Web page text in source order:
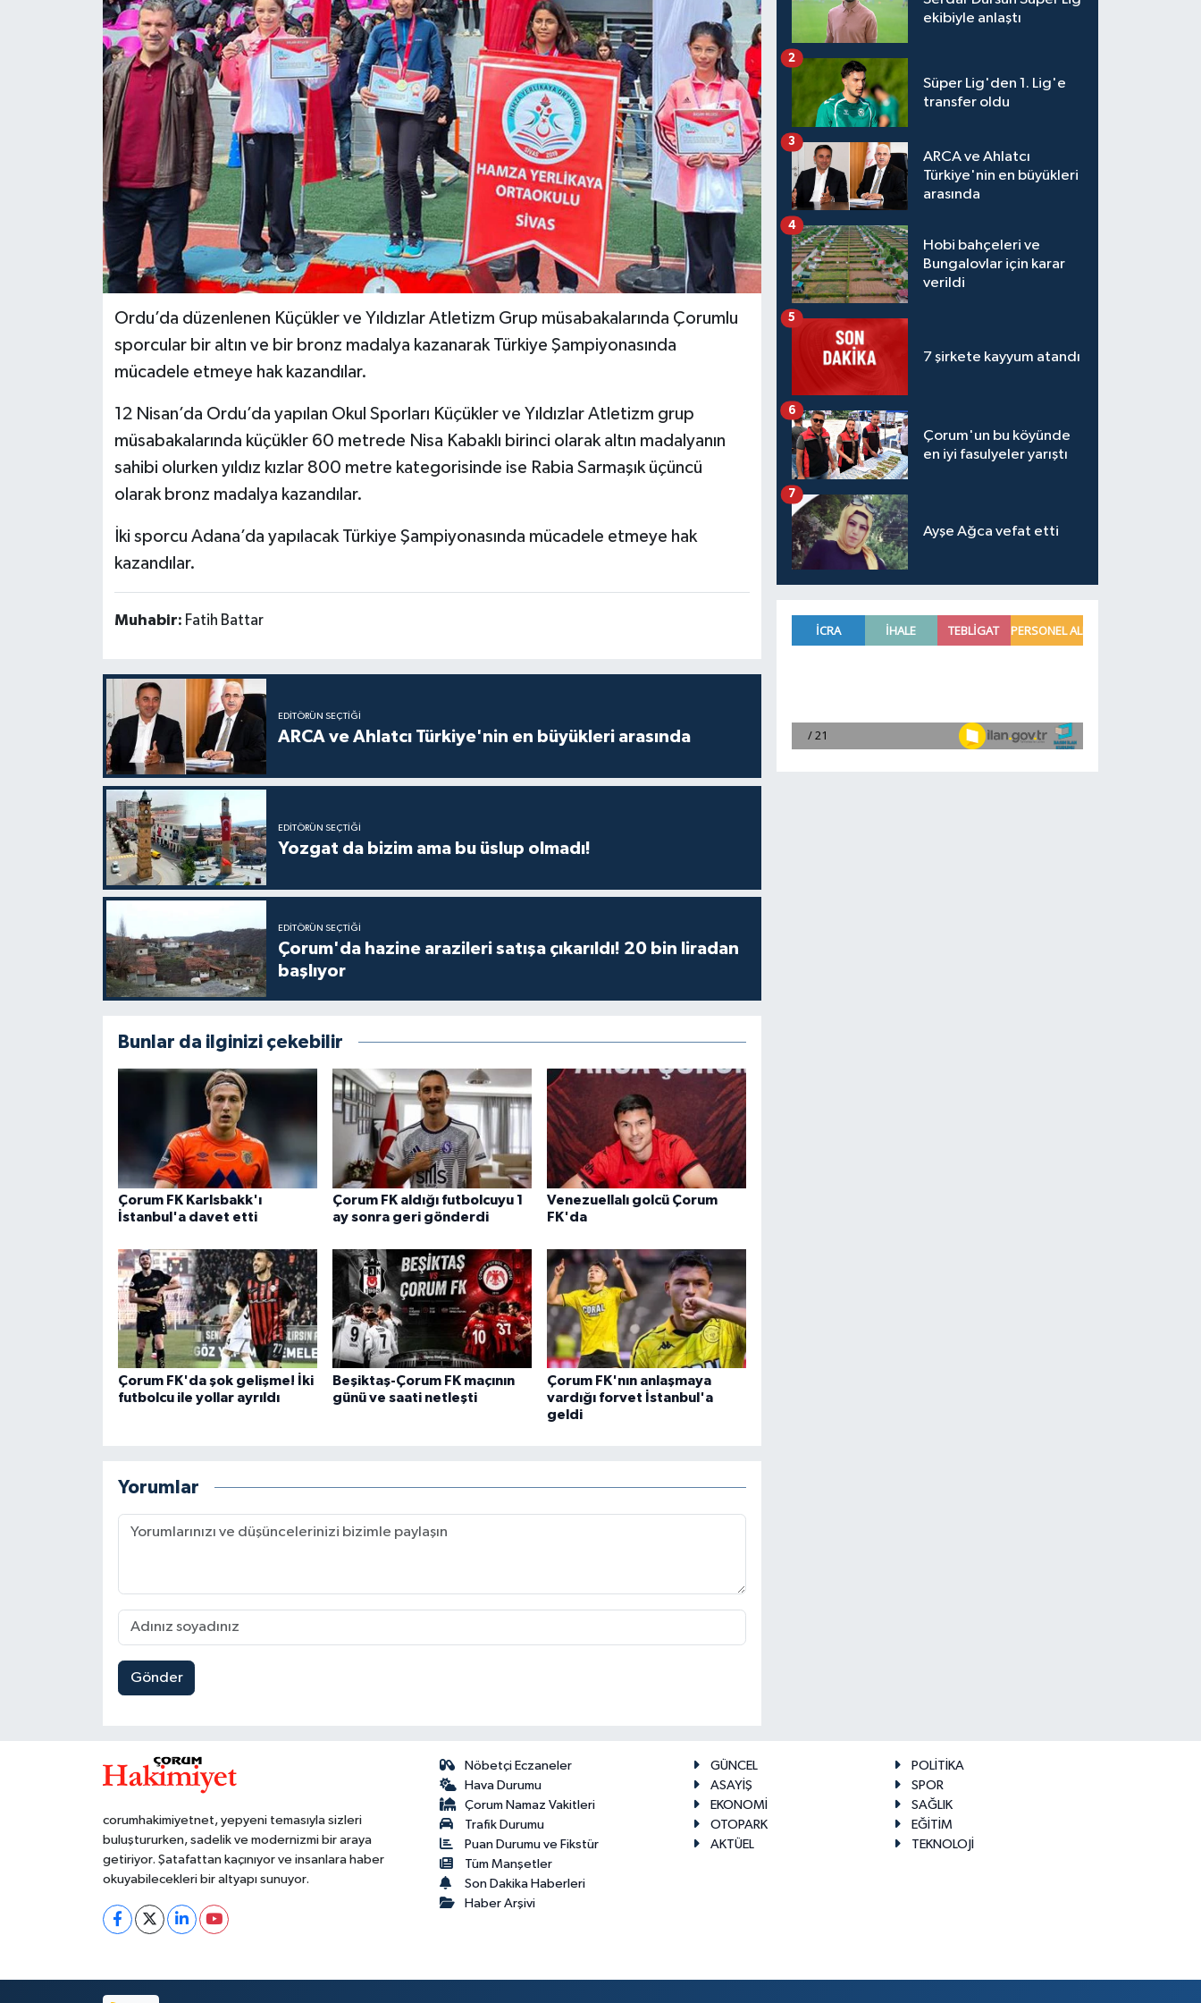
Ordu’da düzenlenen Küçükler ve Yıldızlar Atletizm Grup müsabakalarında Çorumlu
sporcular bir altın ve bir bronz madalya kazanarak Türkiye Şampiyonasında
mücadele etmeye hak kazandılar.
12 Nisan’da Ordu’da yapılan Okul Sporları Küçükler ve Yıldızlar Atletizm grup
müsabakalarında küçükler 60 metrede Nisa Kabaklı birinci olarak altın madalyanın
sahibi olurken yıldız kızlar 800 metre kategorisinde ise Rabia Sarmaşık üçüncü
olarak bronz madalya kazandılar.
İki sporcu Adana’da yapılacak Türkiye Şampiyonasında mücadele etmeye hak
kazandılar.
Muhabir: Fatih Battar
EDITÖRÜN SEÇTIĞI
ARCA ve Ahlatcı Türkiye'nin en büyükleri arasında
EDITÖRÜN SEÇTIĞI
Yozgat da bizim ama bu üslup olmadı!
EDITÖRÜN SEÇTIĞI
Çorum'da hazine arazileri satışa çıkarıldı! 20 bin liradan
başlıyor
Bunlar da ilginizi çekebilir
Çorum FK Karlsbakk'ı
İstanbul'a davet etti
Çorum FK aldığı futbolcuyu 1
ay sonra geri gönderdi
Venezuellalı golcü Çorum
FK'da
Çorum FK'da şok gelişme! İki
futbolcu ile yollar ayrıldı
Beşiktaş-Çorum FK maçının
günü ve saati netleşti
Çorum FK'nın anlaşmaya
vardığı forvet İstanbul'a
geldi
Yorumlar
Gönder
ekibiyle anlaştı
Süper Lig'den 1. Lig'e
transfer oldu
2
ARCA ve Ahlatcı
Türkiye'nin en büyükleri
arasında
3
Hobi bahçeleri ve
Bungalovlar için karar
verildi
4
7 şirkete kayyum atandı
5
Çorum'un bu köyünde
en iyi fasulyeler yarıştı
6
Ayşe Ağca vefat etti
7
corumhakimiyetnet, yepyeni temasıyla sizleri
buluştururken, sadelik ve modernizmi bir araya
getiriyor. Şatafattan kaçınıyor ve insanlara haber
okuyabilecekleri bir altyapı sunuyor.
Nöbetçi Eczaneler
Hava Durumu
Çorum Namaz Vakitleri
Trafik Durumu
Puan Durumu ve Fikstür
Tüm Manşetler
Son Dakika Haberleri
Haber Arşivi
GÜNCEL
POLİTİKA
ASAYİŞ
SPOR
EKONOMİ
SAĞLIK
OTOPARK
EĞİTİM
AKTÜEL
TEKNOLOJİ
İLÇELER
OTOPARK
TEKNOLOJİ